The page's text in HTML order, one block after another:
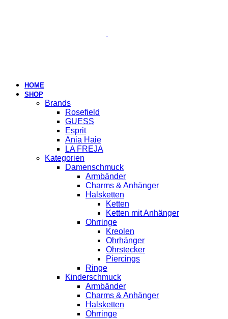
HOME
SHOP
Brands
Rosefield
GUESS
Esprit
Ania Haie
LA FREJA
Kategorien
Damenschmuck
Armbänder
Charms & Anhänger
Halsketten
Ketten
Ketten mit Anhänger
Ohrringe
Kreolen
Ohrhänger
Ohrstecker
Piercings
Ringe
Kinderschmuck
Armbänder
Charms & Anhänger
Halsketten
Ohrringe